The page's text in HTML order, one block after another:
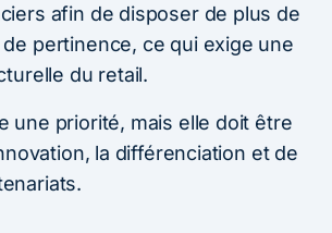
afin de disposer de plus de
pertinence, ce qui exige une
du retail.
une priorité, mais elle doit être
la différenciation et de